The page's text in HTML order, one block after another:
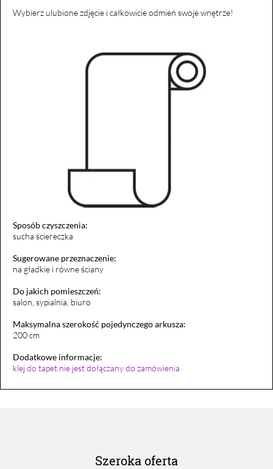
Wybierz ulubione zdjęcie i całkowicie odmień swoje wnętrze!
Sposób czyszczenia:
sucha ściereczka
Sugerowane przeznaczenie:
na gładkie i równe ściany
Do jakich pomieszczeń:
salon, sypialnia, biuro
Maksymalna szerokość pojedynczego arkusza:
200 cm
Dodatkowe informacje:
klej do tapet nie jest dołączany do zamówienia
Szeroka oferta